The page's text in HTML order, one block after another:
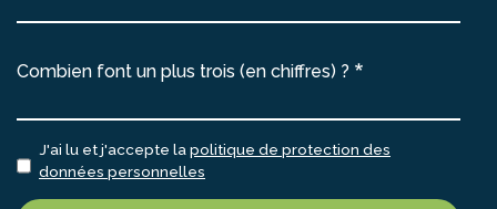
Combien font un plus trois (en chiffres) ?
J'ai lu et j'accepte lapolitique de protection des
données personnelles